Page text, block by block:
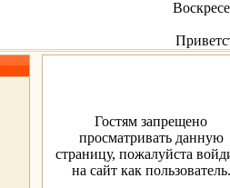
Гостям запрещено
просматривать данную
страницу, пожалуйста
на сайт как пользователь.